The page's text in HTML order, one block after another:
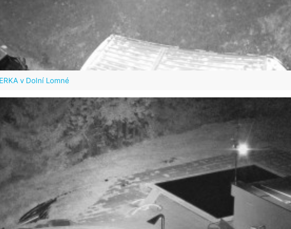
v Dolní Lomné